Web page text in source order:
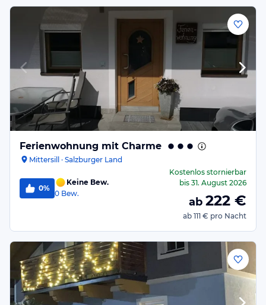
Ferienwohnung mit Charme
Mittersill · Salzburger Land
0%
Keine Bew.
0 Bew.
Kostenlos stornierbar
bis 31. August 2026
ab 222 €
ab 111 € pro Nacht